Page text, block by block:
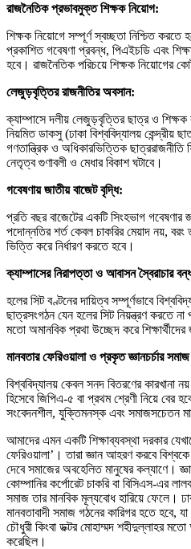
রাজনৈতিক প্রভাবমুক্ত শিক্ষক নিয়োগ:
শিক্ষক নিয়োগে সম্পূর্ণ স্বচ্ছতা নিশ্চিত করতে
প্রকাশিত গবেষণা প্রবন্ধ, পিএইচডি এবং
হবে। রাজনৈতিক পরিচয়ে শিক্ষক নিয়োগের
লেজুড়বৃত্তির রাজনীতির অবসান:
ক্যাম্পাসে দলীয় লেজুড়বৃত্তির ছাত্র ও
নিয়মিত ডাকসু (ঢাকা বিশ্ববিদ্যালয় কেন্দ্রীয়
গণতান্ত্রিক ও অধিকারভিত্তিক ছাত্ররাজনীতি
নেতৃত্ব গুণাবলী ও মেধার বিকাশ ঘটাবে।
গবেষণায় জাতীয় বাজেট বৃদ্ধি:
প্রতি বছর বাজেটের একটি সিংহভাগ গবেষণার
পদোন্নতির শর্ত কেবল চাকরির মেয়াদ নয়, বরং
ভিত্তি করে নির্ধারণ করতে হবে।
ক্যাম্পাসের নিরাপত্তা ও আবাসন স্বৈরাচার
হলের সিট বণ্টনের দায়িত্ব সম্পূর্ণভাবে
ছাত্রসংগঠন যেন হলের সিট নিয়ন্ত্রণ করতে
মতো অমানবিক প্রথা উচ্ছেদ করে
মানবতার ফেরিওয়ালা ও প্রকৃত জ্ঞানচর্চার সমাজ
বিশ্ববিদ্যালয় কেবল সনদ বিতরণের কারখানা
হিসেবে জিপিএ-৫ বা প্রথম শ্রেণী নিয়ে বের
সংবেদনশীল, যুক্তিমনস্ক এবং সমাজসচেতন
আমাদের এমন একটি শিক্ষাব্যবস্থা দরকার
ফেরিওয়ালা’। তারা জ্ঞান আহরণ করবে
দেবে সমাজের অবহেলিত মানুষের কল্যাণে।
কোম্পানির কর্পোরেট চাকরি বা বিসিএস-এর
সমাজ তার মানবিক মূল্যবোধ হারিয়ে ফেলে।
মানবতাবাদী সমাজ গঠনের কারিগর হতে হবে,
চৌধুরী কিংবা ডক্টর মোহাম্মদ শহীদুল্লাহর
করেছিল।